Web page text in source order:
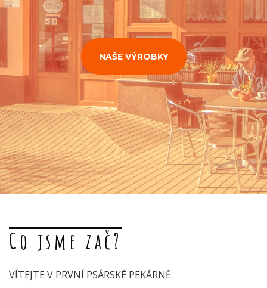
NAŠE VÝROBKY
Co jsme zač?
VÍTEJTE V PRVNÍ PSÁRSKÉ PEKÁRNĚ.